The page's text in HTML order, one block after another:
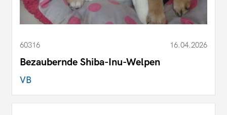
60316 16.04.2026
Bezaubernde Shiba-Inu-Welpen
VB